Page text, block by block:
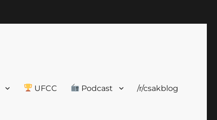
UFCC Podcast /r/csakblog